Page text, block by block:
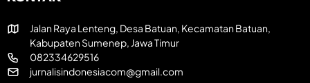
Jalan Raya Lenteng, Desa Batuan, Kecamatan Batuan,
Kabupaten Sumenep, Jawa Timur
082334629516
jurnalisindonesiacom@gmail.com